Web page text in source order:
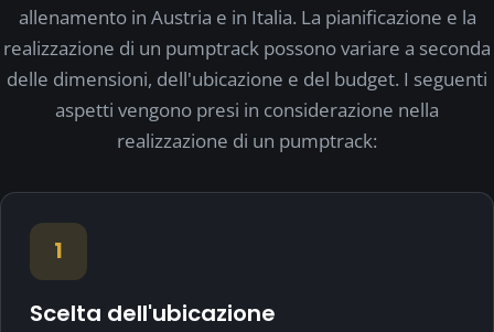
allenamento in Austria e in Italia. La pianificazione e la
realizzazione di un pumptrack possono variare a seconda
delle dimensioni, dell'ubicazione e del budget. I seguenti
aspetti vengono presi in considerazione nella
realizzazione di un pumptrack:
1
Scelta dell'ubicazione